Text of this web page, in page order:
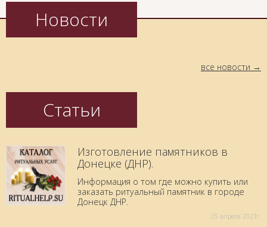
Новости
все новости
Статьи
Изготовление памятников в
Донецке (ДНР).
Информация о том где можно купить или
заказать ритуальный памятник в городе
Донецк ДНР.
25 aпреля 2023г.